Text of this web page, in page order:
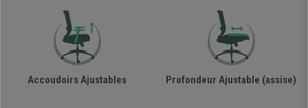
Accoudoirs Ajustables Profondeur Ajustable (assise)